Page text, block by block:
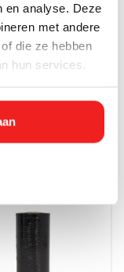
en analyse. Deze
met andere
die ze hebben
hun services.
Dispenser